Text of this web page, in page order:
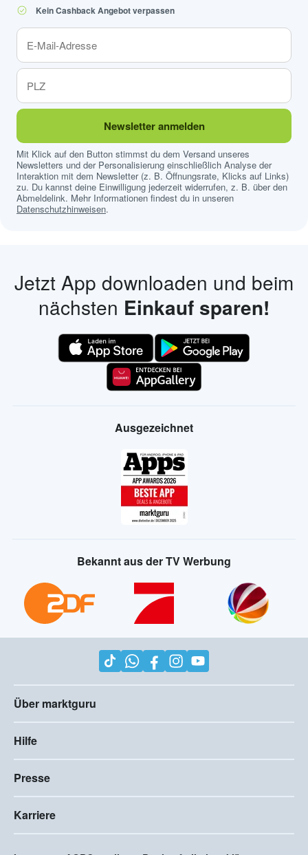
Kein Cashback Angebot verpassen
Newsletter anmelden
Mit Klick auf den Button stimmst du dem Versand unseres
Newsletters und der Personalisierung einschließlich Analyse der
Interaktion mit dem Newsletter (z. B. Öffnungsrate, Klicks auf Links)
zu. Du kannst deine Einwilligung jederzeit widerrufen, z. B. über den
Abmeldelink. Mehr Informationen findest du in unseren
Datenschutzhinweisen.
Jetzt App downloaden und beim
nächsten Einkauf sparen!
Ausgezeichnet
Bekannt aus der TV Werbung
Über marktguru
Hilfe
Presse
Karriere